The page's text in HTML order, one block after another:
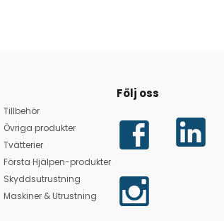
Tillbehör
Övriga produkter
Tvätterier
Första Hjälpen-produkter
Skyddsutrustning
Maskiner & Utrustning
Följ oss